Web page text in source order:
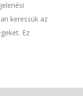
keressük az
Ez